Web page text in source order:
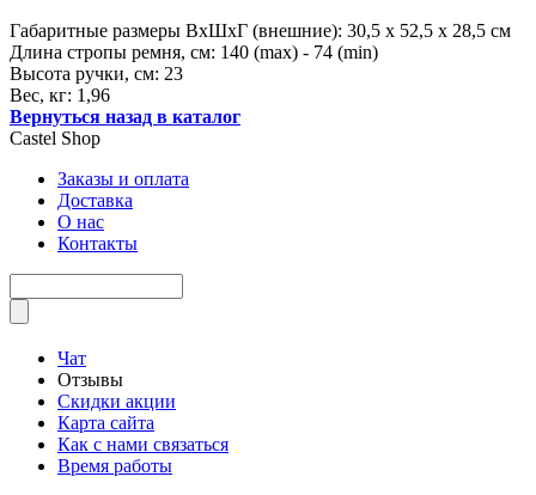
Габаритные размеры ВхШхГ (внешние): 30,5 х 52,5 х 28,5 см
Длина стропы ремня, см: 140 (max) - 74 (min)
Высота ручки, см: 23
Вес, кг: 1,96
Вернуться назад в каталог
Castel Shop
Заказы и оплата
Доставка
О нас
Контакты
Чат
Отзывы
Скидки акции
Карта сайта
Как с нами связаться
Время работы